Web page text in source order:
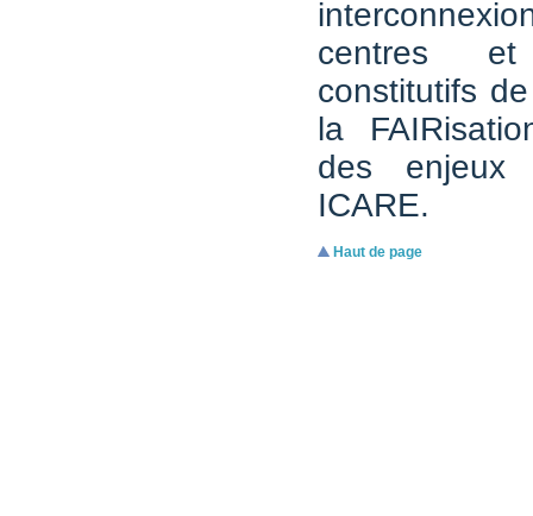
centres
constitutifs
la
des enjeux
ICARE.
Haut de page